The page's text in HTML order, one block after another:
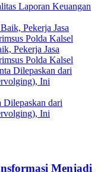
Laporan Keuangan
Pekerja Jasa
Polda Kalsel
dari
Ini
Menjadi